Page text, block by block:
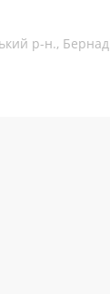
р-н.,